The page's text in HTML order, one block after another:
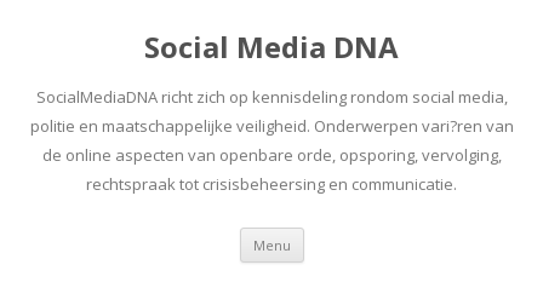
Social Media DNA
SocialMediaDNA richt zich op kennisdeling rondom social media,
politie en maatschappelijke veiligheid. Onderwerpen vari?ren van
de online aspecten van openbare orde, opsporing, vervolging,
rechtspraak tot crisisbeheersing en communicatie.
Menu Spring
inhoud